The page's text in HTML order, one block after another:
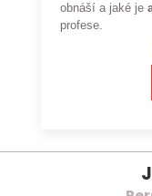
obnáší a jaké je
profese.